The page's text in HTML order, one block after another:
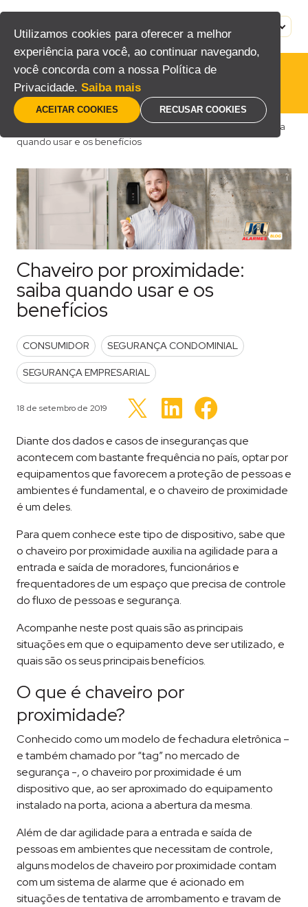
Utilizamos cookies para oferecer a melhor
experiência para você, ao continuar navegando,
você concorda com a nossa Política de
Privacidade. Saiba mais
RECUSAR COOKIES
ACEITAR COOKIES
conteúdo
Home/Blog/Consumidor
Chaveiro por proximidade: saiba
quando usar e os benefícios
Chaveiro por proximidade:
saiba quando usar e os
benefícios
POSTED IN
CONSUMIDOR SEGURANÇA CONDOMINIAL
SEGURANÇA EMPRESARIAL
Publicado em
18 de setembro de 2019 Clique
compartilhar
Twitter(abre
em
nova
janela)
Clique
para
compartilhar
em
nova
janela)
em
nova
janela)
Diante dos dados e casos de inseguranças que
acontecem com bastante frequência no país, optar por
equipamentos que favorecem a proteção de pessoas e
ambientes é fundamental, e o chaveiro de proximidade
é um deles.
Para quem conhece este tipo de dispositivo, sabe que
o chaveiro por proximidade auxilia na agilidade para a
entrada e saída de moradores, funcionários e
frequentadores de um espaço que precisa de controle
do fluxo de pessoas e segurança.
Acompanhe neste post quais são as principais
situações em que o equipamento deve ser utilizado, e
quais são os seus principais benefícios.
O que é chaveiro por
proximidade?
Conhecido como um modelo de fechadura eletrônica –
e também chamado por “tag” no mercado de
segurança -, o chaveiro por proximidade é um
dispositivo que, ao ser aproximado do equipamento
instalado na porta, aciona a abertura da mesma.
Além de dar agilidade para a entrada e saída de
pessoas em ambientes que necessitam de controle,
alguns modelos de chaveiro por proximidade contam
com um sistema de alarme que é acionado em
situações de tentativa de arrombamento e travam de